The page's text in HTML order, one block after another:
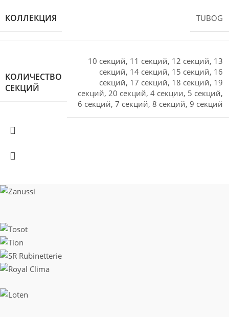
КОЛЛЕКЦИЯ TUBOG
КОЛИЧЕСТВО
СЕКЦИЙ
10 секций, 11 секций, 12 секций, 13
секций, 14 секций, 15 секций, 16
секций, 17 секций, 18 секций, 19
секций, 20 секций, 4 секции, 5 секций,
6 секций, 7 секций, 8 секций, 9 секций